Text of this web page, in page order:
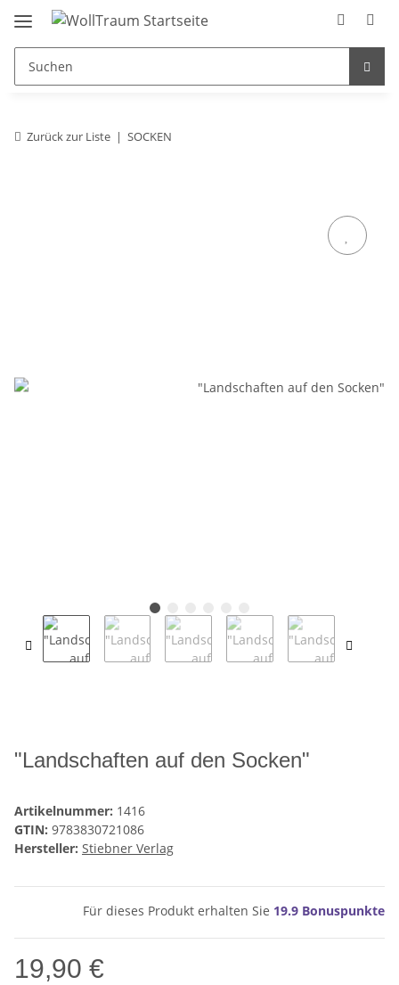
Zurück zur Liste SOCKEN
"Landschaften auf den Socken"
Artikelnummer: 1416
GTIN: 9783830721086
Hersteller: Stiebner Verlag
Für dieses Produkt erhalten Sie 19.9 Bonuspunkte
19,90 €